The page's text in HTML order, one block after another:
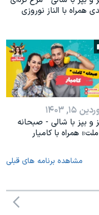
همراه با الناز نوروزی
۱۵, ۱۴۰۳
و بپز با شالی - صبحانه
همراه با کامیار
مشاهده برنامه های قبلی